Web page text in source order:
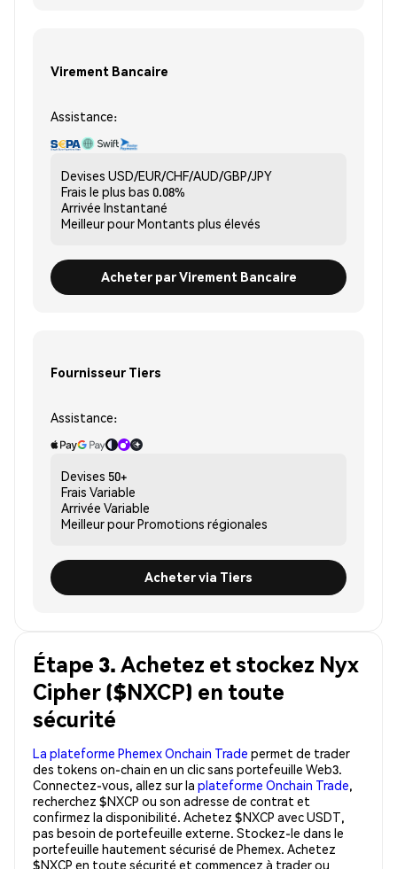
Virement Bancaire
Assistance:
Devises USD/EUR/CHF/AUD/GBP/JPY
Frais le plus bas 0.08%
Arrivée Instantané
Meilleur pourMontants plus élevés
Acheter par Virement Bancaire
Fournisseur Tiers
Assistance:
Devises 50+
Frais Variable
Arrivée Variable
Meilleur pourPromotions régionales
Acheter via Tiers
Étape 3. Achetez et stockez Nyx
Cipher ($NXCP) en toute
sécurité
La plateforme Phemex Onchain Trade permet de trader
des tokens on-chain en un clic sans portefeuille Web3.
Connectez-vous, allez sur la plateforme Onchain Trade,
recherchez $NXCP ou son adresse de contrat et
confirmez la disponibilité. Achetez $NXCP avec USDT,
pas besoin de portefeuille externe. Stockez-le dans le
portefeuille hautement sécurisé de Phemex. Achetez
$NXCP en toute sécurité et commencez à trader ou